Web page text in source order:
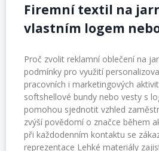
Firemní textil na
vlastním logem
Proč zvolit reklamní oblečení na
podmínky pro využití
pracovních i marketingových
softshellové bundy nebo vesty s
pomohou sjednotit vzhled
zvýší povědomí o značce během
při každodenním kontaktu se
reprezentace Lehké materiály